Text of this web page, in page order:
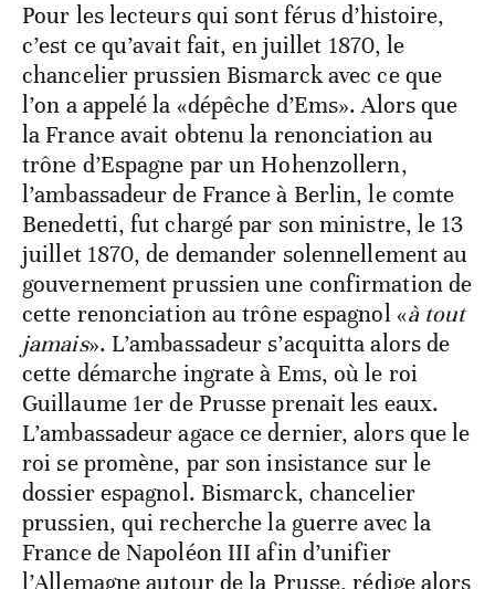
Pour les lecteurs qui sont férus d’histoire,
c’est ce qu’avait fait, en juillet 1870, le
chancelier prussien Bismarck avec ce que
l’on a appelé la «dépêche d’Ems». Alors que
la France avait obtenu la renonciation au
trône d’Espagne par un Hohenzollern,
l’ambassadeur de France à Berlin, le comte
Benedetti, fut chargé par son ministre, le 13
juillet 1870, de demander solennellement au
gouvernement prussien une confirmation de
cette renonciation au trône espagnol «à tout
jamais». L’ambassadeur s’acquitta alors de
cette démarche ingrate à Ems, où le roi
Guillaume 1er de Prusse prenait les eaux.
L’ambassadeur agace ce dernier, alors que le
roi se promène, par son insistance sur le
dossier espagnol. Bismarck, chancelier
prussien, qui recherche la guerre avec la
France de Napoléon III afin d’unifier
l’Allemagne autour de la Prusse, rédige alors